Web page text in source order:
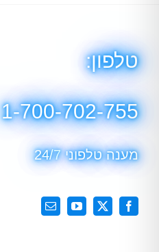
טלפון:
1-700-702-755
מענה טלפוני 24/7
Facebook
X
YouTubeכתובת